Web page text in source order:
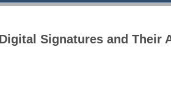
Signatures and Their